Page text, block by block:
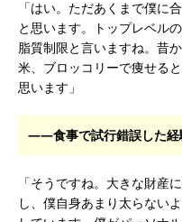
「はい。ただあくまで僕に
と思います。トップレベル
脂質制限と言いますね。昔
米、ブロッコリーで痩せる
思います」
――食事で試行錯誤した経
「そうですね。大きな財産
し、僕自身あまり太らない